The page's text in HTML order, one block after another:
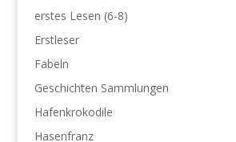
erstes Lesen (6-8)
Erstleser
Fabeln
Geschichten Sammlungen
Hafenkrokodile
Hasenfranz